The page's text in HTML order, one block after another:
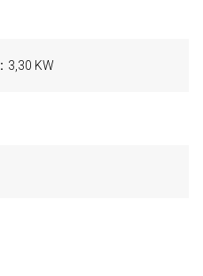
3,30 KW